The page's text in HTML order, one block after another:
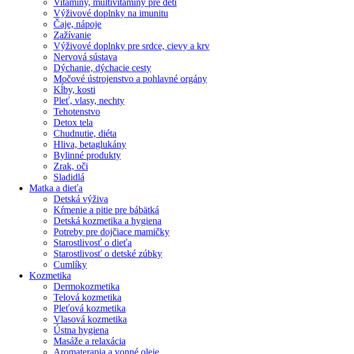
Vitamíny, multivitamíny pre deti
Výživové doplnky na imunitu
Čaje, nápoje
Zažívanie
Výživové doplnky pre srdce, cievy a krv
Nervová sústava
Dýchanie, dýchacie cesty
Močové ústrojenstvo a pohlavné orgány
Kĺby, kosti
Pleť, vlasy, nechty
Tehotenstvo
Detox tela
Chudnutie, diéta
Hliva, betaglukány
Bylinné produkty
Zrak, oči
Sladidlá
Matka a dieťa
Detská výživa
Kŕmenie a pitie pre bábätká
Detská kozmetika a hygiena
Potreby pre dojčiace mamičky
Starostlivosť o dieťa
Starostlivosť o detské zúbky
Cumlíky
Kozmetika
Dermokozmetika
Telová kozmetika
Pleťová kozmetika
Vlasová kozmetika
Ústna hygiena
Masáže a relaxácia
Aromaterapia a vonné oleje